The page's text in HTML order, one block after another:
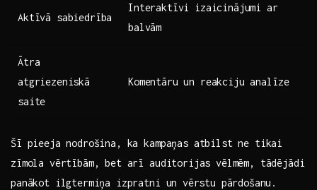
Aktīvā sabiedrība
Interaktīvi izaicinājumi ‌ar
balvām
Ātra
atgriezeniskā
saite
Komentāru un reakciju analīze
Šī pieeja nodrošina, ka kampaņas atbilst ne tikai
zīmola vērtībām, bet arī auditorijas vēlmēm, tādējādi
panākot ilgtermiņa izpratni un⁣ vērstu pārdošanu.